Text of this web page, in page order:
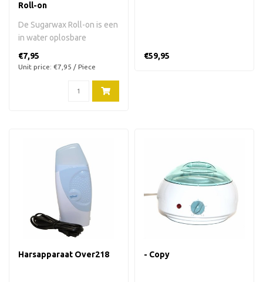
Roll-on
De Sugarwax Roll-on is een
in water oplosbare
100 m..
€7,95
Unit price: €7,95 / Piece
€59,95
Harsapparaat Over218 - Copy